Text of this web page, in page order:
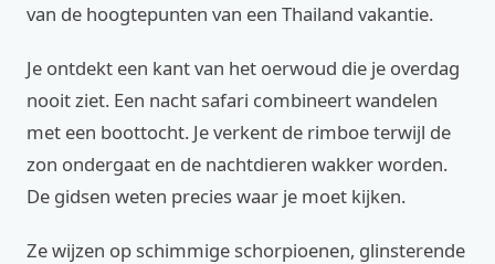
van de hoogtepunten van een Thailand vakantie.
Je ontdekt een kant van het oerwoud die je overdag
nooit ziet. Een nacht safari combineert wandelen
met een boottocht. Je verkent de rimboe terwijl de
zon ondergaat en de nachtdieren wakker worden.
De gidsen weten precies waar je moet kijken.
Ze wijzen op schimmige schorpioenen, glinsterende